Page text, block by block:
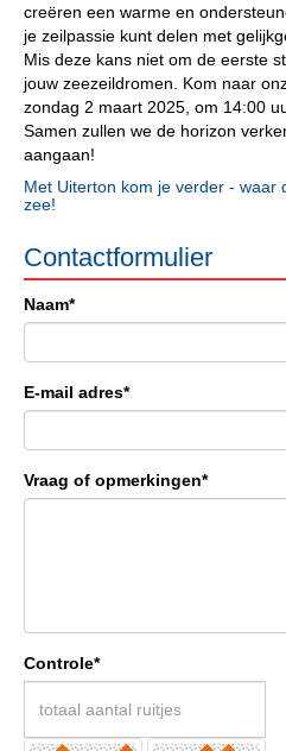
creëren een warme en
je zeilpassie kunt delen met
Mis deze kans niet om de eerste
jouw zeezeildromen. Kom naar
zondag 2 maart 2025, om 14:00
Samen zullen we de horizon
aangaan!
Met Uiterton kom je verder - waar
zee!
Contactformulier
Naam*
E-mail adres*
Vraag of opmerkingen*
Controle*